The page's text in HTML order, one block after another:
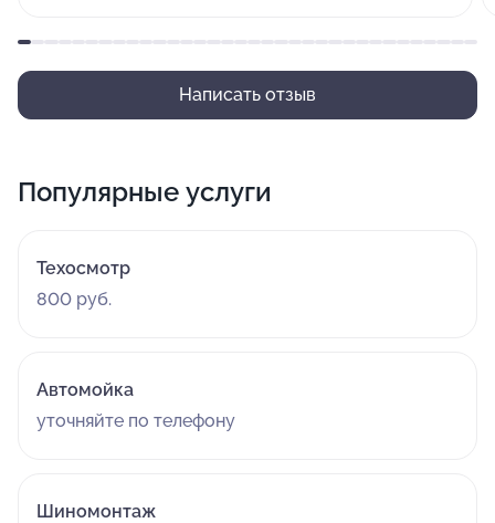
Написать отзыв
Популярные услуги
Техосмотр
800 руб.
Автомойка
уточняйте по телефону
Шиномонтаж